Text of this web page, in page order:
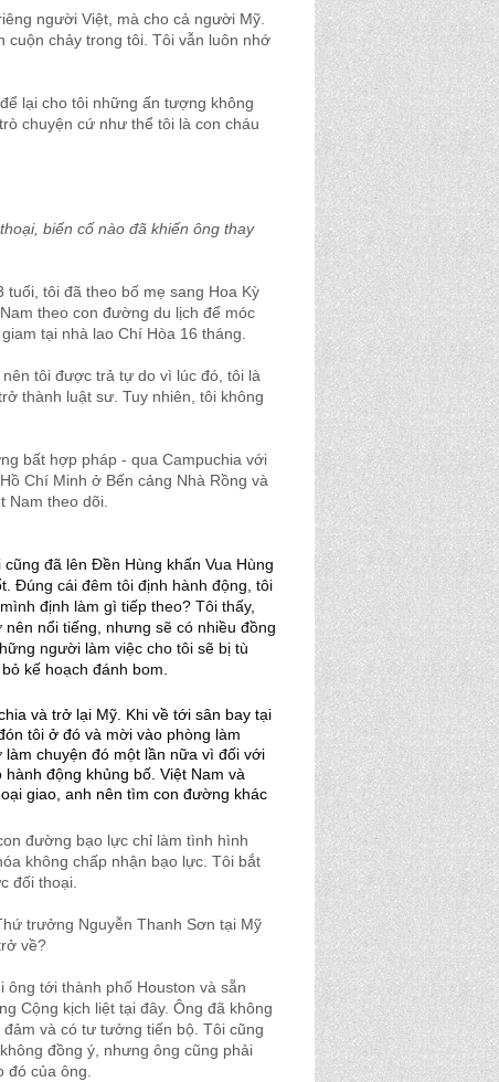
người Việt, mà cho cả người Mỹ.
cuộn chảy trong tôi. Tôi vẫn luôn nhớ
lại cho tôi những ấn tượng không
chuyện cứ như thể tôi là con cháu
biến cố nào đã khiến ông thay
tôi đã theo bố mẹ sang Hoa Kỳ
theo con đường du lịch để móc
tại nhà lao Chí Hòa 16 tháng.
tôi được trả tự do vì lúc đó, tôi là
thành luật sư. Tuy nhiên, tôi không
bất hợp pháp - qua Campuchia với
Chí Minh ở Bến cảng Nhà Rồng và
Nam theo dõi.
đã lên Đền Hùng khấn Vua Hùng
Đúng cái đêm tôi định hành động, tôi
định làm gì tiếp theo? Tôi thấy,
nổi tiếng, nhưng sẽ có nhiều đồng
người làm việc cho tôi sẽ bị tù
kế hoạch đánh bom.
và trở lại Mỹ. Khi về tới sân bay tại
tôi ở đó và mời vào phòng làm
làm chuyện đó một lần nữa vì đối với
động khủng bố. Việt Nam và
giao, anh nên tìm con đường khác
đường bạo lực chỉ làm tình hình
không chấp nhận bạo lực. Tôi bắt
đối thoại.
trưởng Nguyễn Thanh Sơn tại Mỹ
về?
ông tới thành phố Houston và sẵn
Cộng kịch liệt tại đây. Ông đã không
và có tư tưởng tiến bộ. Tôi cũng
đồng ý, nhưng ông cũng phải
của ông.